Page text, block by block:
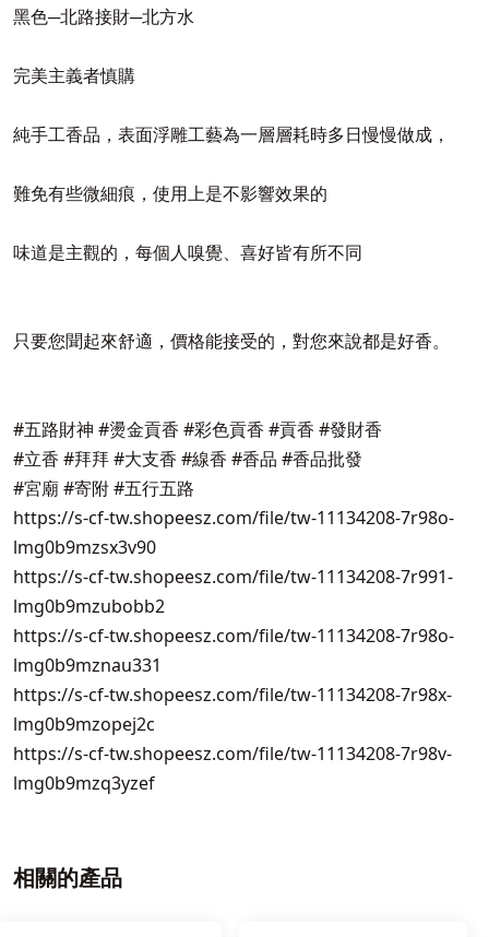
黑色─北路接財─北方水
完美主義者慎購
純手工香品，表面浮雕工藝為一層層耗時多日慢慢做成，
難免有些微細痕，使用上是不影響效果的
味道是主觀的，每個人嗅覺、喜好皆有所不同
只要您聞起來舒適，價格能接受的，對您來說都是好香。
#五路財神 #燙金貢香 #彩色貢香 #貢香 #發財香
#立香 #拜拜 #大支香 #線香 #香品 #香品批發
#宮廟 #寄附 #五行五路
https://s-cf-tw.shopeesz.com/file/tw-11134208-7r98o-
lmg0b9mzsx3v90
https://s-cf-tw.shopeesz.com/file/tw-11134208-7r991-
lmg0b9mzubobb2
https://s-cf-tw.shopeesz.com/file/tw-11134208-7r98o-
lmg0b9mznau331
https://s-cf-tw.shopeesz.com/file/tw-11134208-7r98x-
lmg0b9mzopej2c
https://s-cf-tw.shopeesz.com/file/tw-11134208-7r98v-
lmg0b9mzq3yzef
相關的產品